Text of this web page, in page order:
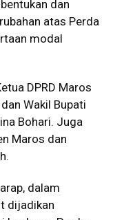
dan
atas Perda
modal
DPRD Maros
Wakil Bupati
Bohari. Juga
Maros dan
dalam
dijadikan